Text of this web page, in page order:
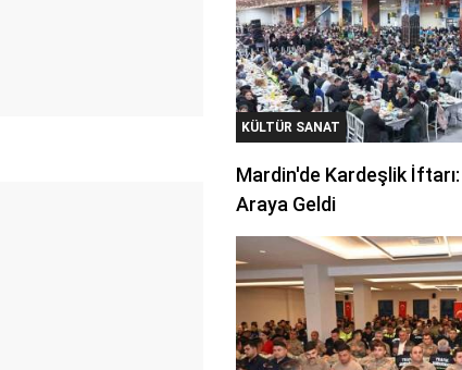
KÜLTÜR SANAT
Mardin'de Kardeşlik
Araya Geldi